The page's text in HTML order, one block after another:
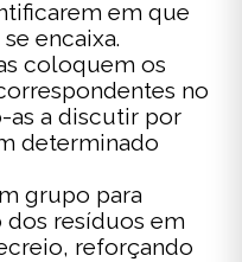
em que
encaixa.
coloquem os
no
as a discutir por
determinado
grupo para
dos resíduos em
reforçando